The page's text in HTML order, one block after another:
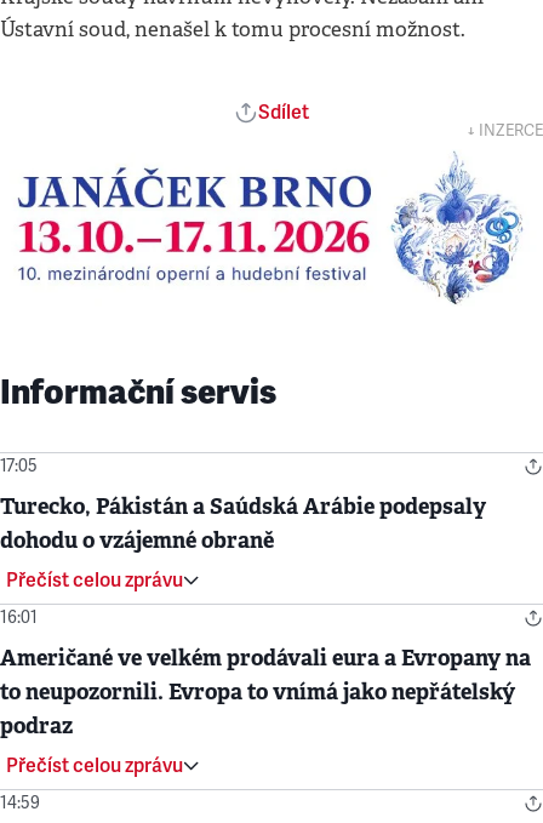
Ústavní soud, nenašel k tomu procesní možnost.
Sdílet
↓ INZERCE
Informační servis
17:05
Turecko, Pákistán a Saúdská Arábie podepsaly
dohodu o vzájemné obraně
Přečíst celou zprávu
16:01
Američané ve velkém prodávali eura a Evropany na
to neupozornili. Evropa to vnímá jako nepřátelský
podraz
Přečíst celou zprávu
14:59